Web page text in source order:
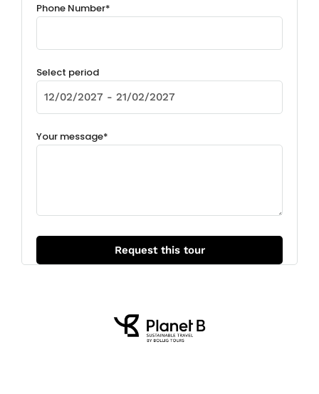
Phone Number*
Select period
Your message*